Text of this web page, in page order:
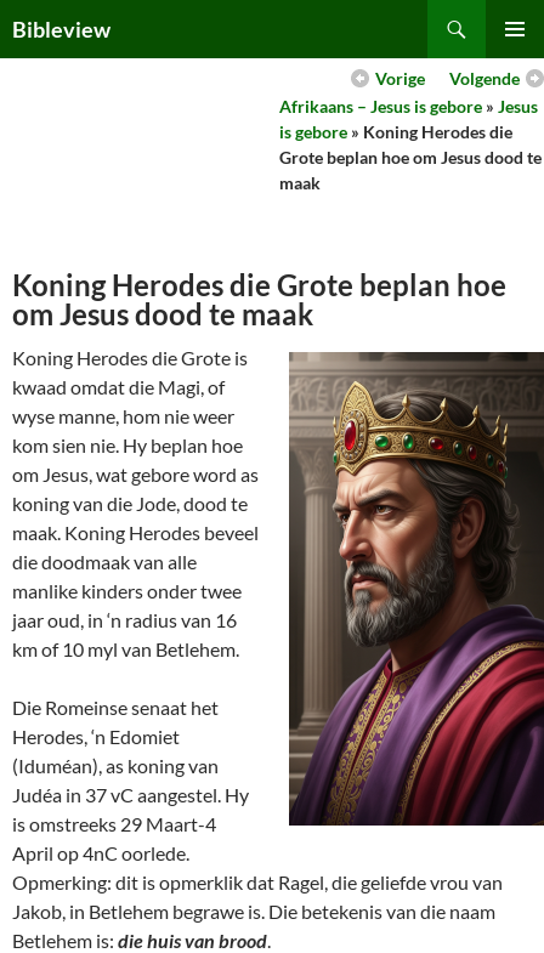
toBibleview
MENU
Volgende
Vorige
Afrikaans – Jesus is gebore » Jesus
is gebore » Koning Herodes die
Grote beplan hoe om Jesus dood te
maak
Koning Herodes die Grote beplan hoe
om Jesus dood te maak
Koning Herodes die Grote is
kwaad omdat die Magi, of
wyse manne, hom nie weer
kom sien nie. Hy beplan hoe
om Jesus, wat gebore word as
koning van die Jode, dood te
maak. Koning Herodes beveel
die doodmaak van alle
manlike kinders onder twee
jaar oud, in ‘n radius van 16
km of 10 myl van Betlehem.
Die Romeinse senaat het
Herodes, ‘n Edomiet
(Iduméan), as koning van
Judéa in 37 vC aangestel. Hy
is omstreeks 29 Maart-4
April op 4nC oorlede.
Opmerking: dit is opmerklik dat Ragel, die geliefde vrou van
Jakob, in Betlehem begrawe is. Die betekenis van die naam
Betlehem is: die huis van brood.